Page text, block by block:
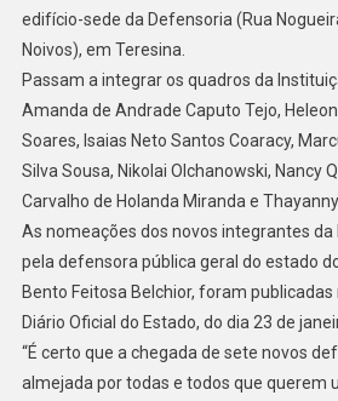
edifício-sede da Defensoria (Rua
Noivos), em Teresina.
Passam a integrar os quadros da
Amanda de Andrade Caputo Tejo,
Soares, Isaias Neto Santos Coaracy,
Silva Sousa, Nikolai Olchanowski, Nancy
Carvalho de Holanda Miranda e
As nomeações dos novos integrantes da
pela defensora pública geral do estado
Bento Feitosa Belchior, foram publicadas
Diário Oficial do Estado, do dia 23 de
“É certo que a chegada de sete novos
almejada por todas e todos que querem